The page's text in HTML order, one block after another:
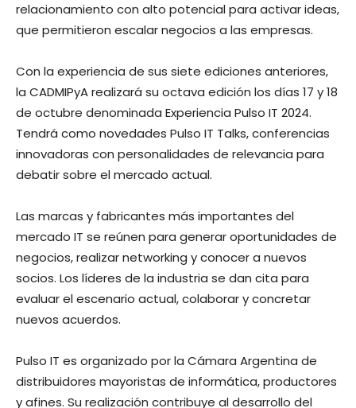
relacionamiento con alto potencial para activar ideas,
que permitieron escalar negocios a las empresas.
Con la experiencia de sus siete ediciones anteriores,
la CADMIPyA realizará su octava edición los días 17 y 18
de octubre denominada Experiencia Pulso IT 2024.
Tendrá como novedades Pulso IT Talks, conferencias
innovadoras con personalidades de relevancia para
debatir sobre el mercado actual.
Las marcas y fabricantes más importantes del
mercado IT se reúnen para generar oportunidades de
negocios, realizar networking y conocer a nuevos
socios. Los líderes de la industria se dan cita para
evaluar el escenario actual, colaborar y concretar
nuevos acuerdos.
Pulso IT es organizado por la Cámara Argentina de
distribuidores mayoristas de informática, productores
y afines. Su realización contribuye al desarrollo del